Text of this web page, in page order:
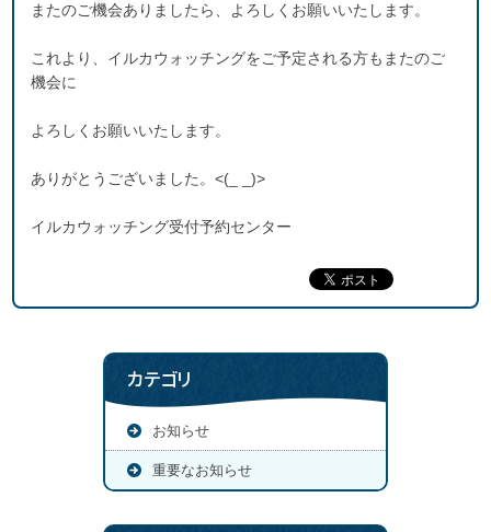
またのご機会ありましたら、よろしくお願いいたします。
これより、イルカウォッチングをご予定される方もまたのご
機会に
よろしくお願いいたします。
ありがとうございました。<(_ _)>
イルカウォッチング受付予約センター
カテゴリ
お知らせ
重要なお知らせ